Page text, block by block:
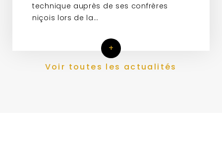
technique auprès de ses confrères
niçois lors de la…
+
Voir toutes les actualités